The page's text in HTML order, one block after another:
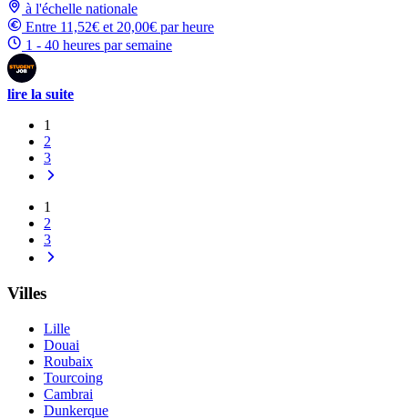
à l'échelle nationale
Entre 11,52€ et 20,00€ par heure
1 - 40 heures par semaine
lire la suite
1
2
3
1
2
3
Villes
Lille
Douai
Roubaix
Tourcoing
Cambrai
Dunkerque